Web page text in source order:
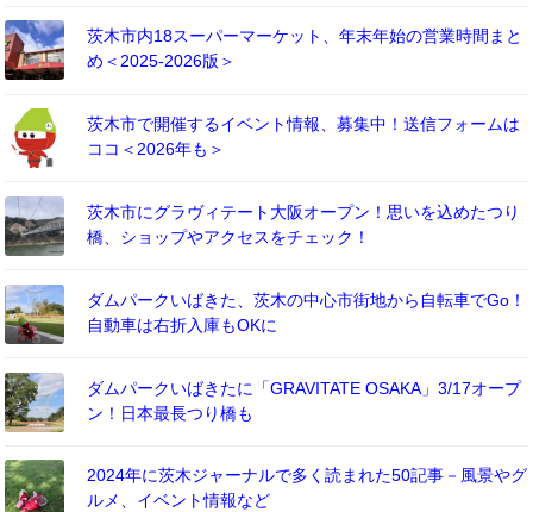
茨木市内18スーパーマーケット、年末年始の営業時間まと
め＜2025-2026版＞
茨木市で開催するイベント情報、募集中！送信フォームは
ココ＜2026年も＞
茨木市にグラヴィテート大阪オープン！思いを込めたつり
橋、ショップやアクセスをチェック！
ダムパークいばきた、茨木の中心市街地から自転車でGo！
自動車は右折入庫もOKに
ダムパークいばきたに「GRAVITATE OSAKA」3/17オープ
ン！日本最長つり橋も
2024年に茨木ジャーナルで多く読まれた50記事－風景やグ
ルメ、イベント情報など